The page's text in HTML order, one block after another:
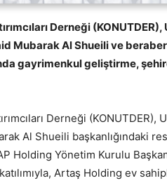
Derneği
Mubarak Al Shueili ve
gayrimenkul geliştirme,
Derneği (KONUTDER),
Al Shueili başkanlığındaki
Holding Yönetim Kurulu
Artaş Holding ev